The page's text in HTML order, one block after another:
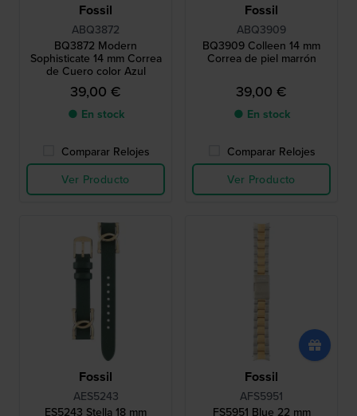
Fossil
ABQ3872
BQ3872 Modern
Sophisticate 14 mm Correa
de Cuero color Azul
39,00 €
● En stock
Comparar Relojes
Ver Producto
Fossil
ABQ3909
BQ3909 Colleen 14 mm
Correa de piel marrón
39,00 €
● En stock
Comparar Relojes
Ver Producto
Fossil
AES5243
ES5243 Stella 18 mm
Fossil
AFS5951
FS5951 Blue 22 mm